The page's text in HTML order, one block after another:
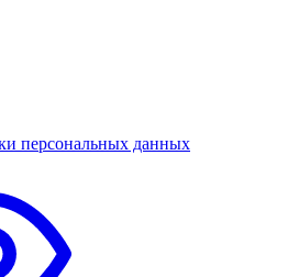
персональных данных